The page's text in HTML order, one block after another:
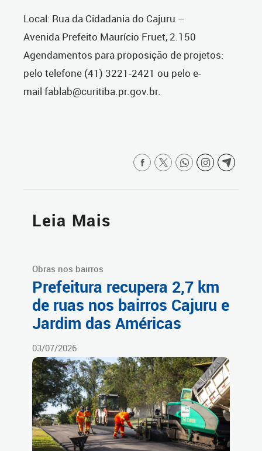
Local: Rua da Cidadania do Cajuru –
Avenida Prefeito Maurício Fruet, 2.150
Agendamentos para proposição de projetos:
pelo telefone (41) 3221-2421 ou pelo e-
mail fablab@curitiba.pr.gov.br.
Leia Mais
Obras nos bairros
Prefeitura recupera 2,7 km
de ruas nos bairros Cajuru e
Jardim das Américas
03/07/2026